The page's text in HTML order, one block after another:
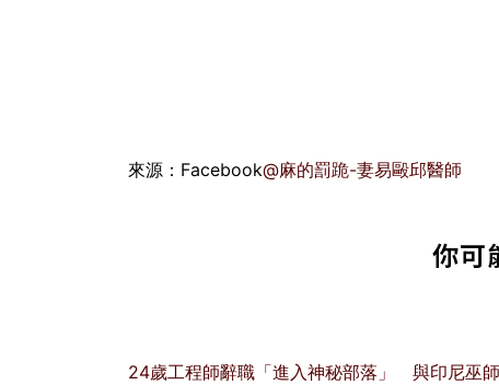
來源：Facebook@麻的罰跪-妻易毆邱醫師
你可
24歲工程師辭職「進入神秘部落」 與印尼巫師